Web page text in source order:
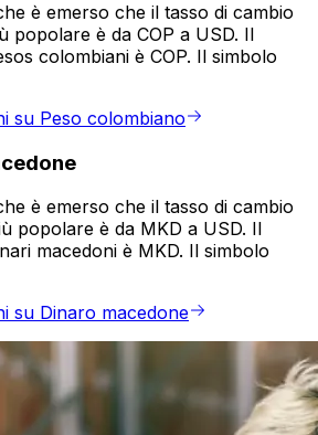
è emerso che il tasso di cambio
popolare è da COP a USD. Il
colombiani è COP. Il simbolo
su Peso colombiano
è emerso che il tasso di cambio
popolare è da MKD a USD. Il
macedoni è MKD. Il simbolo
su Dinaro macedone